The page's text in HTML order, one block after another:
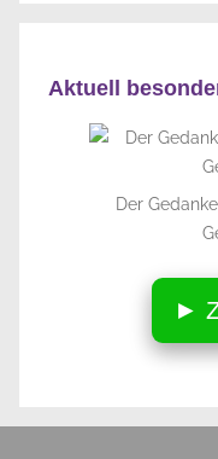
Aktuell
Der
►